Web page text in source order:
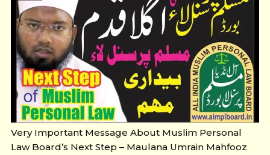
Very Important Message About Muslim Personal
Law Board’s Next Step – Maulana Umrain Mahfooz